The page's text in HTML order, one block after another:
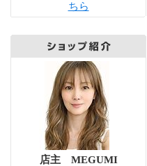
ちら
店主 MEGUMI